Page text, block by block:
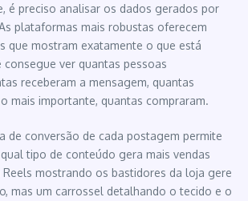
é preciso analisar os dados gerados por
plataformas mais robustas oferecem
que mostram exatamente o que está
consegue ver quantas pessoas
receberam a mensagem, quantas
mais importante, quantas compraram.
de conversão de cada postagem permite
tipo de conteúdo gera mais vendas
Reels mostrando os bastidores da loja gere
mas um carrossel detalhando o tecido e o